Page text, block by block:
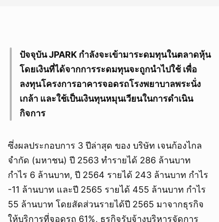
ปัจจุบัน JPARK กำลังจะเข้ามาระดมทุนในตลาดหุ้น
โดยเงินที่ได้จากการระดมทุนจะถูกนำไปใช้ เพื่อ
ลงทุนโครงการอาคารจอดรถโรงพยาบาลพระนั่ง
เกล้า และใช้เป็นเงินทุนหมุนเวียนในการดำเนิน
กิจการ
ซึ่งผลประกอบการ 3 ปีล่าสุด ของ บริษัท เจนก้องไกล
จำกัด (มหาชน) ปี 2563 ทำรายได้ 286 ล้านบาท
กำไร 6 ล้านบาท, ปี 2564 รายได้ 243 ล้านบาท กำไร
-11 ล้านบาท และปี 2565 รายได้ 455 ล้านบาท กำไร
55 ล้านบาท โดยสัดส่วนรายได้ปี 2565 มาจากธุรกิจ
ให้บริการที่จอดรถ 61%, ธุรกิจรับจ้างบริหารจัดการ